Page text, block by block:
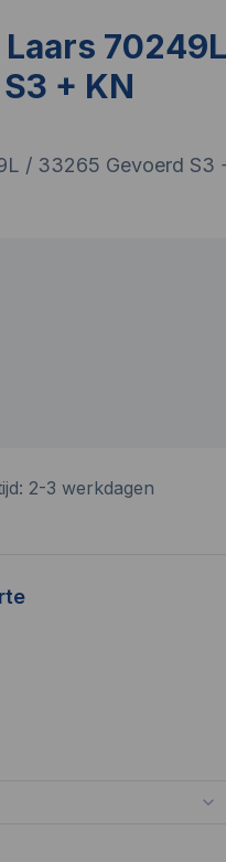
+ KN
/ 33265 Gevoerd S3
2-3 werkdagen